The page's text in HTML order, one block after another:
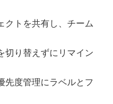
クトを共有し、チーム
切り替えずにリマイン
先度管理にラベルとフ